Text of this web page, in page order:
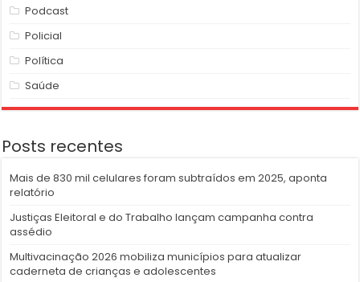
Podcast
Policial
Política
Saúde
Posts recentes
Mais de 830 mil celulares foram subtraídos em 2025, aponta
relatório
Justiças Eleitoral e do Trabalho lançam campanha contra
assédio
Multivacinação 2026 mobiliza municípios para atualizar
caderneta de crianças e adolescentes